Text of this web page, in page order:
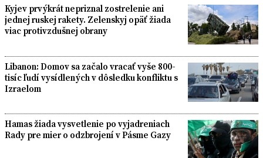
Kyjev prvýkrát nepriznal zostrelenie ani
jednej ruskej rakety. Zelenskyj opäť žiada
viac protivzdušnej obrany
Libanon: Domov sa začalo vracať vyše 800-
tisíc ľudí vysídlených v dôsledku konfliktu s
Izraelom
Hamas žiada vysvetlenie po vyjadreniach
Rady pre mier o odzbrojení v Pásme Gazy